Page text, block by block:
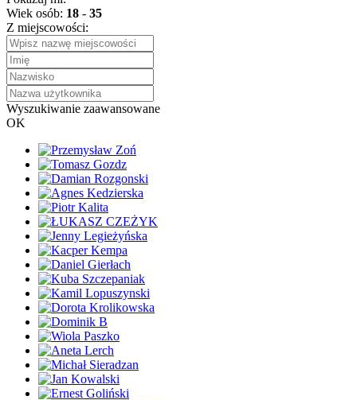
Wiek osób: 18 - 35
Z miejscowości:
Wyszukiwanie zaawansowane
OK